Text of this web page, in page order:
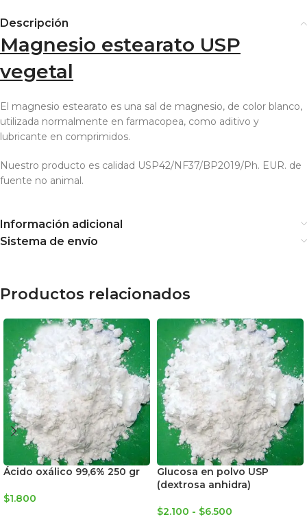
Descripción
Magnesio estearato USP
vegetal
El magnesio estearato es una sal de magnesio, de color blanco,
utilizada normalmente en farmacopea, como aditivo y
lubricante en comprimidos.
Nuestro producto es calidad USP42/NF37/BP2019/Ph. EUR. de
fuente no animal.
Información adicional
Sistema de envío
Productos relacionados
Ácido oxálico 99,6% 250 gr
$1.800
Glucosa en polvo USP
(dextrosa anhidra)
$2.100 - $6.500